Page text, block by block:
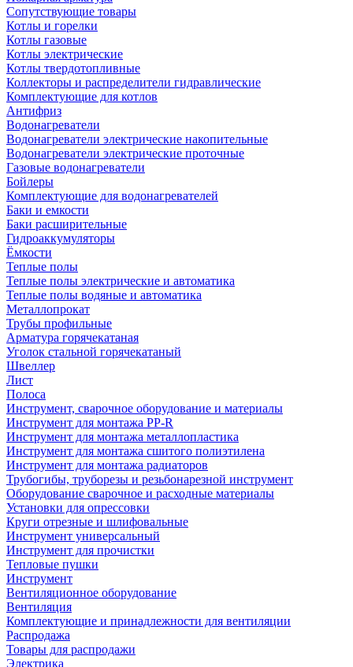
Сопутствующие товары
Котлы и горелки
Котлы газовые
Котлы электрические
Котлы твердотопливные
Коллекторы и распределители гидравлические
Комплектующие для котлов
Антифриз
Водонагреватели
Водонагреватели электрические накопительные
Водонагреватели электрические проточные
Газовые водонагреватели
Бойлеры
Комплектующие для водонагревателей
Баки и емкости
Баки расширительные
Гидроаккумуляторы
Ёмкости
Теплые полы
Теплые полы электрические и автоматика
Теплые полы водяные и автоматика
Металлопрокат
Трубы профильные
Арматура горячекатаная
Уголок стальной горячекатаный
Швеллер
Лист
Полоса
Инструмент, сварочное оборудование и материалы
Инструмент для монтажа PP-R
Инструмент для монтажа металлопластика
Инструмент для монтажа сшитого полиэтилена
Инструмент для монтажа радиаторов
Трубогибы, труборезы и резьбонарезной инструмент
Оборудование сварочное и расходные материалы
Установки для опрессовки
Круги отрезные и шлифовальные
Инструмент универсальный
Инструмент для прочистки
Тепловые пушки
Инструмент
Вентиляционное оборудование
Вентиляция
Комплектующие и принадлежности для вентиляции
Распродажа
Товары для распродажи
Электрика